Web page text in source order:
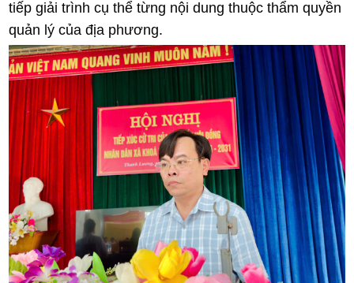
tiếp giải trình cụ thể từng nội dung thuộc thẩm quyền
quản lý của địa phương.